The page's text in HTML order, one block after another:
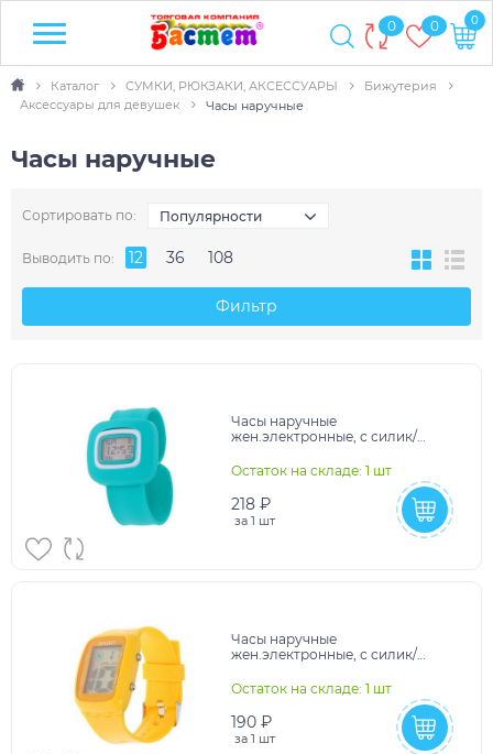
0 0 0
Каталог СУМКИ, РЮКЗАКИ, АКСЕССУАРЫ
Бижутерия
Аксессуары для девушек
Часы наручные
Часы наручные
Сортировать по: Популярности
Выводить по: 12 36 108
Фильтр
Часы наручные
жен.электронные, с силик/
прямоугольный большой с
Остаток на складе: 1 шт
218 ₽
за 1 шт
Часы наручные
жен.электронные, с силик/
прямоугольный, водостойкие
Остаток на складе: 1 шт
190 ₽
за 1 шт